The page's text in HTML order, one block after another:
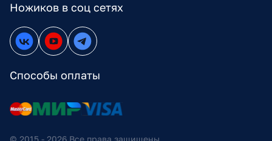
Ножиков в соц сетях
Способы оплаты
© 2015 - 2026 Все права защищены